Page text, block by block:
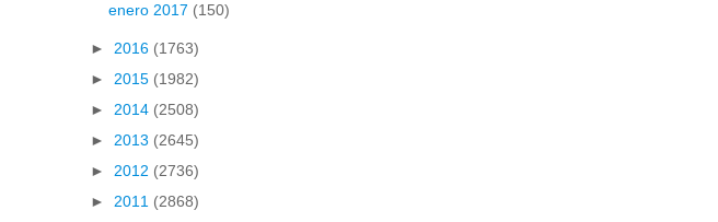
enero 2017 (150)
► 2016 (1763)
► 2015 (1982)
► 2014 (2508)
► 2013 (2645)
► 2012 (2736)
► 2011 (2868)